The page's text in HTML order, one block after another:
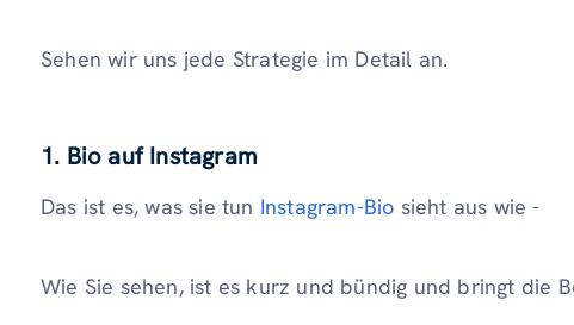
Sehen wir uns jede Strategie im Detail an.
1. Bio auf Instagram
Das ist es, was sie tun Instagram-Bio sieht aus wie -
Wie Sie sehen, ist es kurz und bündig und bringt die